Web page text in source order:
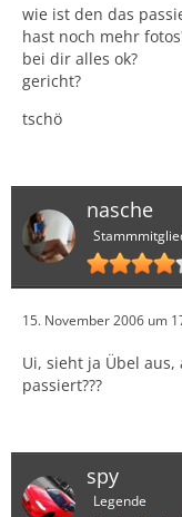
wie ist den das
hast noch mehr
bei dir alles ok?
gericht?
tschö
nasche
15. November 2006 um
Ui, sieht ja Übel
passiert???
spy
Legende